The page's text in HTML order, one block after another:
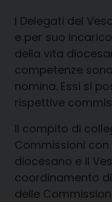
I Delegati del
e per suo
della vita
competenze
nomina. Essi si
rispettive
Il compito di
Commissioni
diocesano e il
coordinamento
delle